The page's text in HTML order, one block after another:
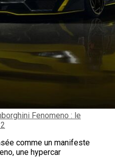
Fenomeno : le
comme un manifeste
une hypercar